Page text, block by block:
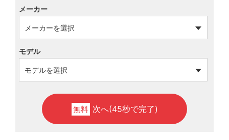
メーカー
モデル
無料 次へ(45秒で完了)